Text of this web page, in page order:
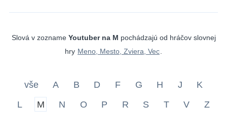
Slová v zozname Youtuber na M pochádzajú od hráčov slovnej
hry Meno, Mesto, Zviera, Vec
vše A B D F G H J
K
L
M N O P R S T V Z